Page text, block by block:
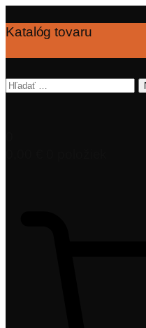
Katalóg tovaru
Hľadať: